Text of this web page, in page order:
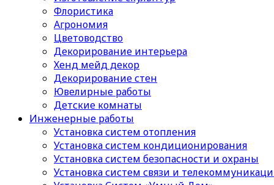
Флористика
Агрономия
Цветоводство
Декорирование интерьера
Хенд мейд декор
Декорирование стен
Ювелирные работы
Детские комнаты
Инженерные работы
Установка систем отопления
Установка систем кондиционирования
Установка систем безопасности и охраны
Установка систем связи и